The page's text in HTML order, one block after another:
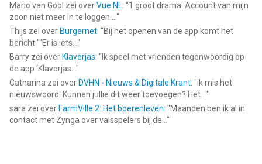
Mario van Gool zei overVue NL: "1 groot drama. Account van mijn
zoon niet meer in te loggen.... "
Thijs zei over Burgernet: "Bij het openen van de app komt het
bericht ""Er is iets... "
Barry zei over Klaverjas: " Ik speel met vrienden tegenwoordig op
de app ‘Klaverjas... "
Catharina zei over DVHN - Nieuws & Digitale Krant: " Ik mis het
nieuwswoord. Kunnen jullie dit weer toevoegen? Het... "
sara zei over FarmVille 2: Het boerenleven: "Maanden ben ik al in
contact met Zynga over valsspelers bij de... "